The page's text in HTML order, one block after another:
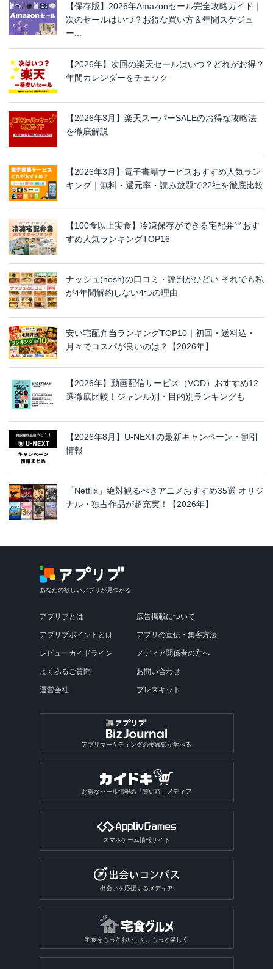
【保存版】2026年Amazonセール完全攻略ガイド｜
次のセールはいつ？お得な買い方＆年間スケジュ
ー...
【2026年】次回の楽天セールはいつ？どれがお得？
年間カレンダーをチェック
【2026年3月】楽天スーパーSALEのお得な攻略法
を徹底解説
【2026年3月】電子書籍サービスおすすめ人気ラン
キング｜無料・還元率・読み放題で22社を徹底比較
【100食以上実食】冷凍保存ができる宅配弁当おす
すめ人気ランキングTOP16
ナッシュ(nosh)の口コミ・評判がひどい それでも私
が4年間解約しない4つの理由
安い宅配弁当ランキングTOP10｜初回・送料込・
月々でコスパが良いのは？【2026年】
【2026年】動画配信サービス（VOD）おすすめ12
選徹底比較！ジャンル別・目的別ランキングも
【2026年8月】U-NEXTの最新キャンペーン・割引
情報
「Netflix」絶対観るべきアニメおすすめ35選 オリジ
ナル・独占作品が超充実！【2026年】
あなたの欲しいアプリが見つかる
アプリブとは
アプリブポイントとは
レビューガイドライン
よくあるご質問
運営会社
広告掲載について
アプリの宣伝・集客方法
メディア関係者の方へ
お問い合わせ
プレスキット
アプリマーケティングの実践知が学べる
お得なセール情報の「買い時」メディア
スマホゲーム情報サイト
出会いを応援するメディア
宅食をもっとおいしく、もっと楽しく